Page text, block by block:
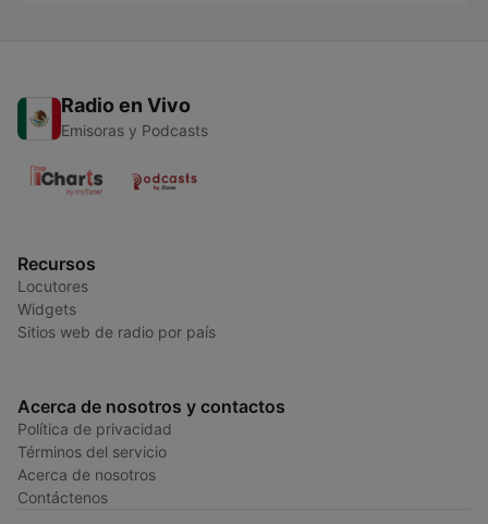
Radio en Vivo
Emisoras y Podcasts
Recursos
Locutores
Widgets
Sitios web de radio por país
Acerca de nosotros y contactos
Política de privacidad
Términos del servicio
Acerca de nosotros
Contáctenos